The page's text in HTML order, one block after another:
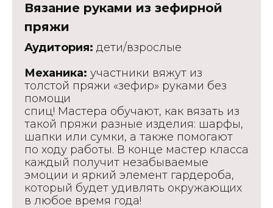
Вязание руками из зефирной
пряжи
Аудитория: дети/взрослые
Механика: участники вяжут из
толстой пряжи «зефир» руками без
помощи
спиц! Мастера обучают, как вязать из
такой пряжи разные изделия: шарфы,
шапки или сумки, а также помогают
по ходу работы. В конце мастер класса
каждый получит незабываемые
эмоции и яркий элемент гардероба,
который будет удивлять окружающих
в любое время года!